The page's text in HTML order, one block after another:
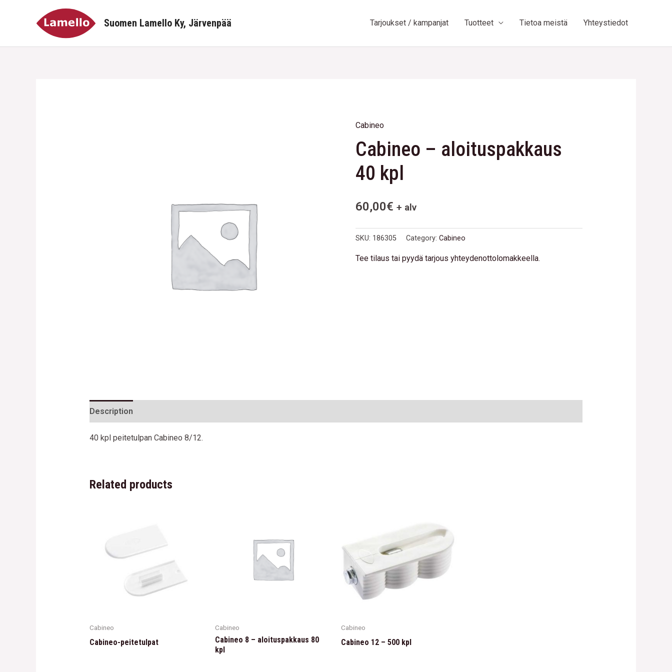
Suomen Lamello Ky, Järvenpää Tarjoukset / kampanjat Tuotteet Tietoa meistä Yhteystiedot
Cabineo
Cabineo – aloituspakkaus
40 kpl
60,00€ + alv
Cabineo
-
aloituspakkaus
40
quantity
SKU: 186305 Category:Cabineo
Tee tilaus tai pyydä tarjous yhteydenottolomakkeella.
Description
40 kpl peitetulpan Cabineo 8/12.
Related products
Cabineo
Cabineo-peitetulpat
Cabineo
Cabineo 8 – aloituspakkaus 80
kpl
Cabineo
Cabineo 12 – 500 kpl